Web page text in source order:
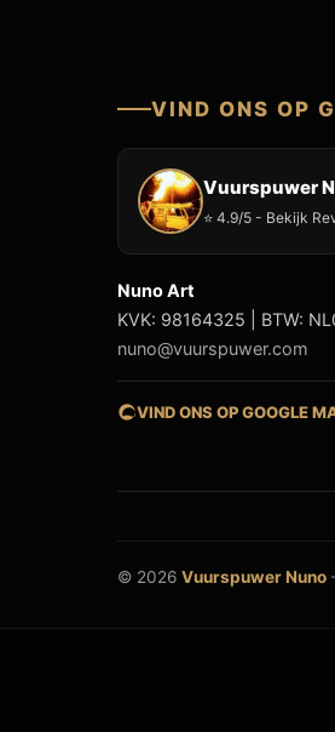
VIND ONS OP
Vuurspuwer
⭐ 4.9/5 - Bekijk
Nuno Art
KVK: 98164325 | BTW:
nuno@vuurspuwer.com
VIND ONS OP GOOGLE
© 2026 Vuurspuwer Nuno